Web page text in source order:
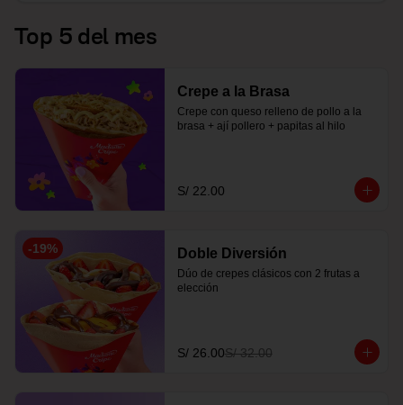
Top 5 del mes
Crepe a la Brasa
Crepe con queso relleno de pollo a la
brasa + ají pollero + papitas al hilo
S/ 22.00
-19% Doble Diversión
Dúo de crepes clásicos con 2 frutas a
elección
S/ 26.00S/ 32.00